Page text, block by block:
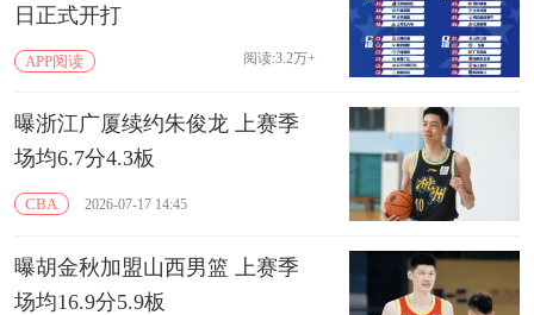
日正式开打
APP阅读 阅读:3.2万+
曝浙江广厦续约朱俊龙 上赛季
场均6.7分4.3板
CBA 2026-07-17 14:45
曝胡金秋加盟山西男篮 上赛季
场均16.9分5.9板